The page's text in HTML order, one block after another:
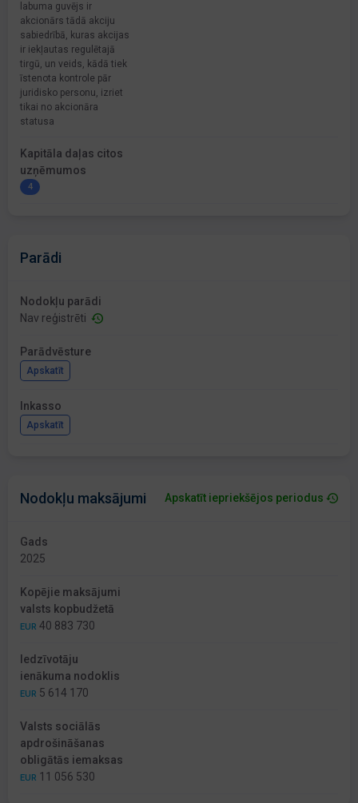
labuma guvējs ir
akcionārs tādā akciju
sabiedrībā, kuras akcijas
ir iekļautas regulētajā
tirgū, un veids, kādā tiek
īstenota kontrole pār
juridisko personu, izriet
tikai no akcionāra
statusa
Kapitāla daļas citos
uzņēmumos
4
Parādi
Nodokļu parādi
Nav reģistrēti
Parādvēsture
Apskatīt
Inkasso
Apskatīt
Nodokļu maksājumi Apskatīt iepriekšējos periodus
Gads
2025
Kopējie maksājumi
valsts kopbudžetā
EUR 40 883 730
Iedzīvotāju
ienākuma nodoklis
EUR 5 614 170
Valsts sociālās
apdrošināšanas
obligātās iemaksas
EUR 11 056 530